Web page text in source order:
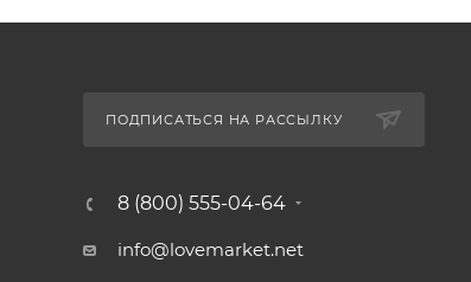
ПОДПИСАТЬСЯ НА РАССЫЛКУ
8 (800) 555-04-64
info@lovemarket.net